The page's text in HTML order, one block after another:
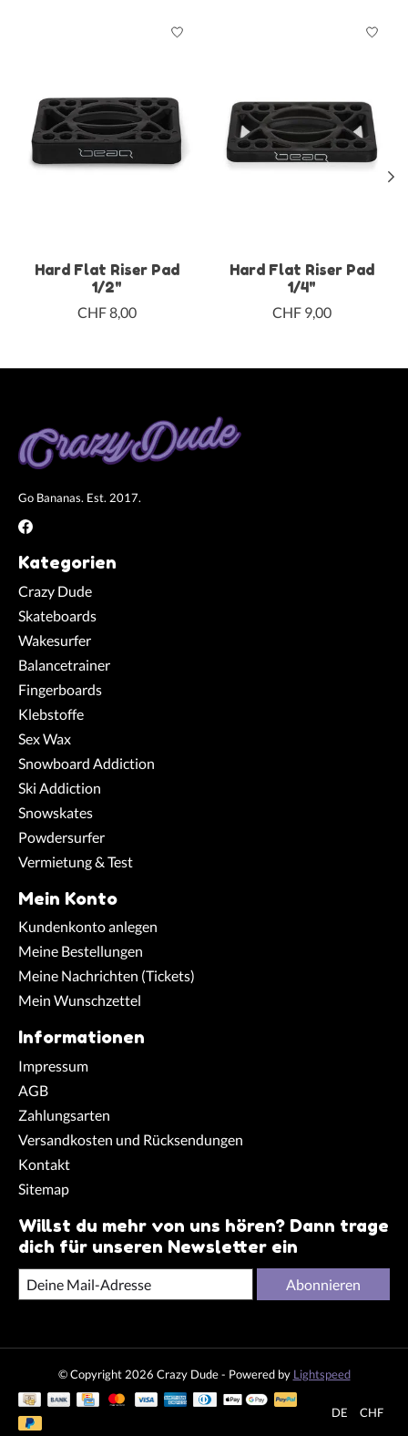
Produkt-Karussell-Artikel
Hard Flat Riser Pad
1/2"
CHF 8,00
Hard Flat Riser Pad
1/4"
CHF 9,00
Go Bananas. Est. 2017.
Kategorien
Crazy Dude
Skateboards
Wakesurfer
Balancetrainer
Fingerboards
Klebstoffe
Sex Wax
Snowboard Addiction
Ski Addiction
Snowskates
Powdersurfer
Vermietung & Test
Mein Konto
Kundenkonto anlegen
Meine Bestellungen
Meine Nachrichten (Tickets)
Mein Wunschzettel
Informationen
Impressum
AGB
Zahlungsarten
Versandkosten und Rücksendungen
Kontakt
Sitemap
Willst du mehr von uns hören? Dann trage
dich für unseren Newsletter ein
Abonnieren
© Copyright 2026 Crazy Dude - Powered by Lightspeed
DE CHF